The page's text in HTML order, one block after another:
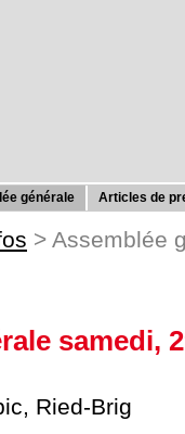
générale Articles de
> Assemblée
samedi,
Ried-Brig